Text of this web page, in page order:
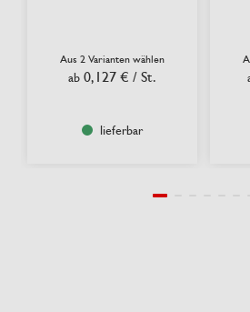
Aus 2 Varianten wählen
ab 0,127 € / St.
lieferbar